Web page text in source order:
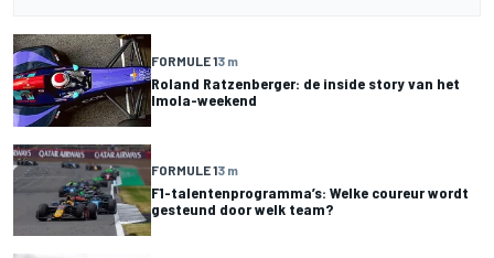
FORMULE 13 m
Roland Ratzenberger: de inside story van het
Imola-weekend
FORMULE 13 m
F1-talentenprogramma’s: Welke coureur wordt
gesteund door welk team?